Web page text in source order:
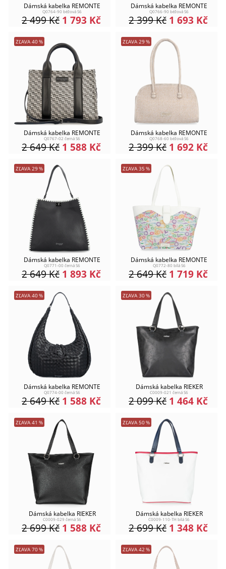
Dámská kabelka REMONTE
Q0764-90 béžová S6
1 793 Kč
2 499Kč
Dámská kabelka REMONTE
Q0766-90 béžová S6
1 693 Kč
2 399Kč
ZĽAVA 40%
Dámská kabelka REMONTE
Q0767-02 černá S6
1 588 Kč
2 649Kč
ZĽAVA 29%
Dámská kabelka REMONTE
Q0768-60 béžová S6
1 692 Kč
2 399Kč
ZĽAVA 29%
Dámská kabelka REMONTE
Q0771-00 černá S6
1 893 Kč
2 649Kč
ZĽAVA 35 %
Dámská kabelka REMONTE
Q0772-80 bílá S6
1 719 Kč
2 649Kč
ZĽAVA 40%
Dámská kabelka REMONTE
Q0774-00 černá S6
1 588 Kč
2 649Kč
ZĽAVA 30%
Dámská kabelka RIEKER
C0009-021 černá S6
1 464 Kč
2 099Kč
ZĽAVA 41 %
Dámská kabelka RIEKER
C0009-029 černá S6
1 588 Kč
2 699Kč
ZĽAVA 50%
Dámská kabelka RIEKER
C0009-110-TH bílá S6
1 348 Kč
2 699Kč
ZĽAVA 70% ZĽAVA 42%